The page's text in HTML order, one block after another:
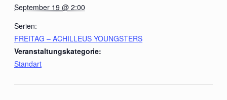
September 19 @ 2:00
Serien:
FREITAG – ACHILLEUS YOUNGSTERS
Veranstaltungskategorie:
Standart